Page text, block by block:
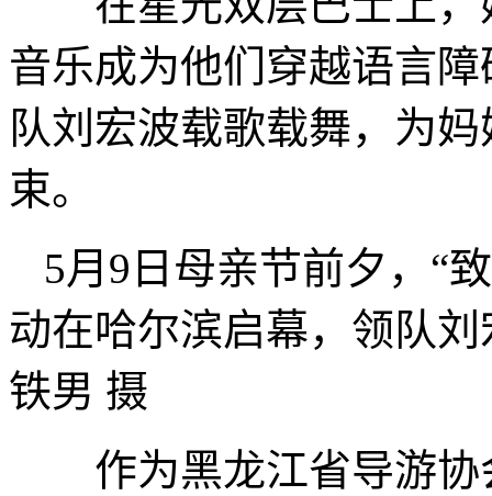
音乐成为他们穿越语言
队刘宏波载歌载舞，为
束。
5月9日母亲节前夕，“
动在哈尔滨启幕，领队
铁男 摄
作为黑龙江省导游协